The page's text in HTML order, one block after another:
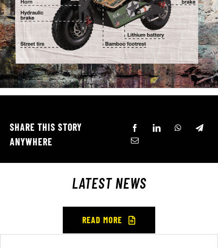
SHARE THIS STORY
ANYWHERE
LATEST NEWS
READ MORE